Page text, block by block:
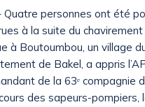
Quatre personnes ont été
à la suite du chavirement
à Boutoumbou, un village
de Bakel, a appris
de la 63ᵉ compagnie
des sapeurs-pompiers,